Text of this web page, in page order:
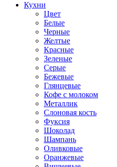
Кухни
Цвет
Белые
Черные
Желтые
Красные
Зеленые
Серые
Бежевые
Глянцевые
Кофе с молоком
Металлик
Слоновая кость
Фуксия
Шоколад
Шампань
Оливковые
Оранжевые